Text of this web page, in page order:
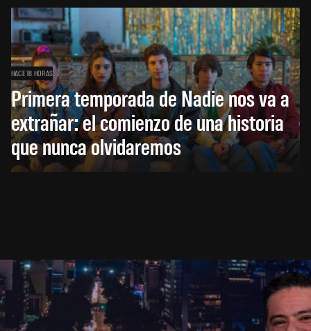
HACE 18 HORAS
Primera temporada de Nadie nos va a
extrañar: el comienzo de una historia
que nunca olvidaremos